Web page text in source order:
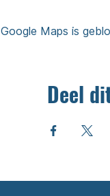
Google Maps is
Deel